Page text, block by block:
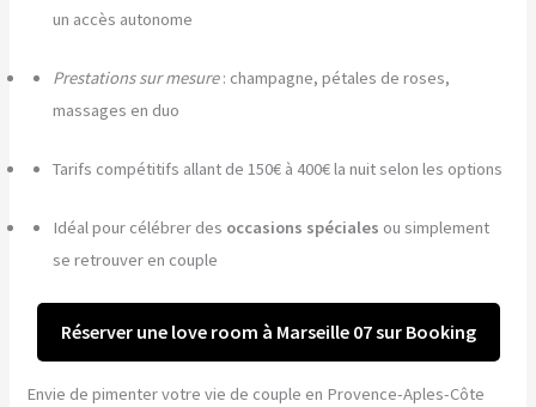
un accès autonome
Prestations sur mesure: champagne, pétales de roses,
massages en duo
Tarifs compétitifs allant de 150€ à 400€ la nuit selon les options
Idéal pour célébrer des occasions spéciales ou simplement
se retrouver en couple
Réserver une love room à Marseille 07 sur Booking
Envie de pimenter votre vie de couple en Provence-Aples-Côte